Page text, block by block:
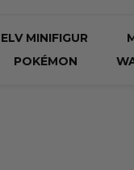
MINIFIGUR
POKÉMON